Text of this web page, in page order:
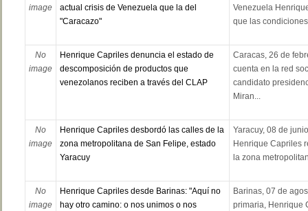
image
actual crisis de Venezuela que la del
"Caracazo"
Venezuela
que las
No
image
Henrique Capriles denuncia el estado de
descomposición de productos que
venezolanos reciben a través del CLAP
Caracas, 26 de
cuenta en la red
candidato
Miran...
No
image
Henrique Capriles desbordó las calles de la
zona metropolitana de San Felipe, estado
Yaracuy
Yaracuy, 08 de
Henrique Capriles
la zona
No
image
Henrique Capriles desde Barinas: "Aquí no
hay otro camino: o nos unimos o nos
Barinas, 07 de
primaria, Henrique